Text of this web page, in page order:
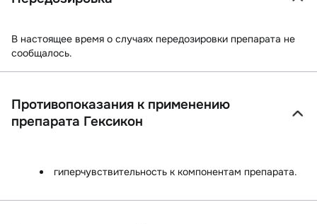
В настоящее время о случаях передозировки препарата не
сообщалось.
Противопоказания к применению
препарата Гексикон
гиперчувствительность к компонентам препарата.